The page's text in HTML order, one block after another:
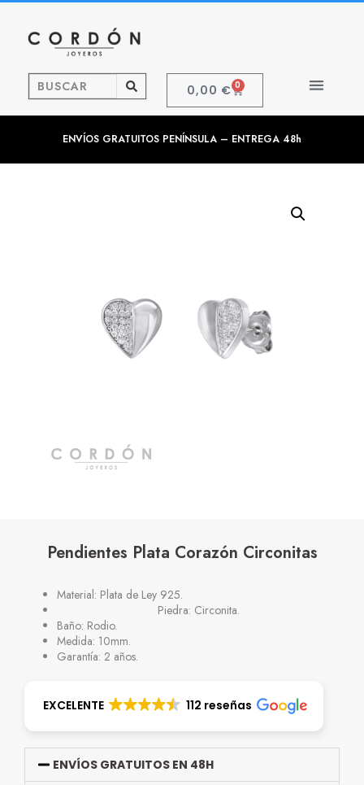
0,00 € 0
ENVÍOS GRATUITOS PENÍNSULA – ENTREGA 48h
Pendientes Plata Corazón Circonitas
Material: Plata de Ley 925.
Piedra: Circonita.
Baño: Rodio.
Medida: 10mm.
Garantía: 2 años.
EXCELENTE 112 reseñas
ENVÍOS GRATUITOS EN 48H